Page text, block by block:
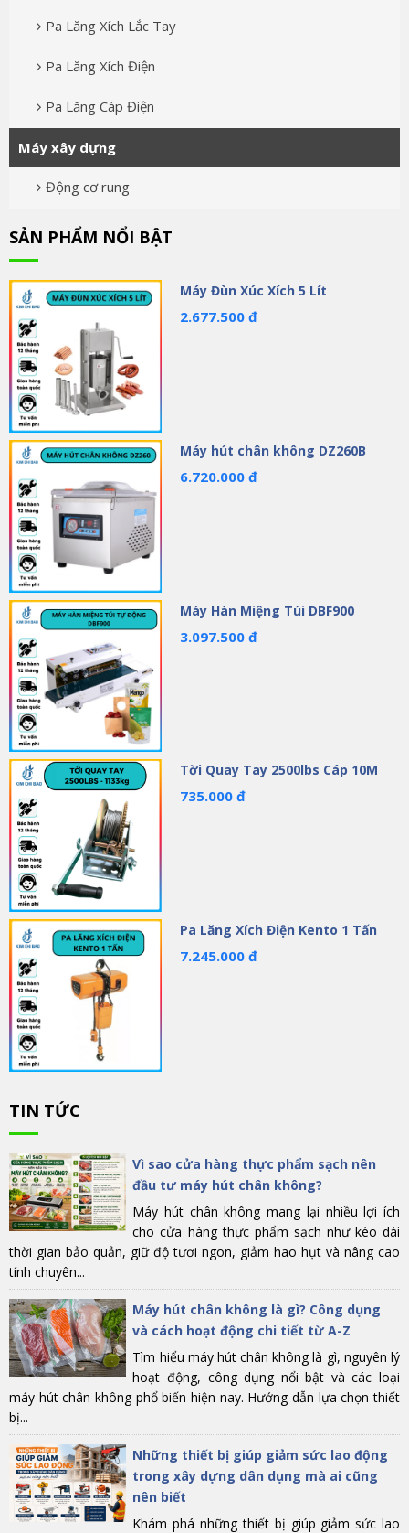
Pa Lăng Xích Lắc Tay
Pa Lăng Xích Điện
Pa Lăng Cáp Điện
Máy xây dựng
Động cơ rung
SẢN PHẨM NỔI BẬT
Máy Đùn Xúc Xích 5 Lít
2.677.500 đ
Máy hút chân không DZ260B
6.720.000 đ
Máy Hàn Miệng Túi DBF900
3.097.500 đ
Tời Quay Tay 2500lbs Cáp 10M
735.000 đ
Pa Lăng Xích Điện Kento 1 Tấn
7.245.000 đ
TIN TỨC
Vì sao cửa hàng thực phẩm sạch nên
đầu tư máy hút chân không?
Máy hút chân không mang lại nhiều lợi ích
cho cửa hàng thực phẩm sạch như kéo dài
thời gian bảo quản, giữ độ tươi ngon, giảm hao hụt và nâng cao
tính chuyên...
Máy hút chân không là gì? Công dụng
và cách hoạt động chi tiết từ A-Z
Tìm hiểu máy hút chân không là gì, nguyên lý
hoạt động, công dụng nổi bật và các loại
máy hút chân không phổ biến hiện nay. Hướng dẫn lựa chọn thiết
bị...
Những thiết bị giúp giảm sức lao động
trong xây dựng dân dụng mà ai cũng
nên biết
Khám phá những thiết bị giúp giảm sức lao